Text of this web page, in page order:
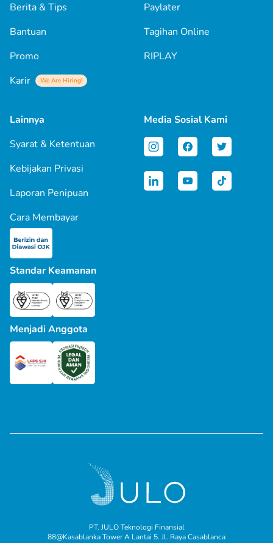
Berita & Tips
Bantuan
Promo
Karir
We Are Hiring!
Paylater
Tagihan Online
RIPLAY
Lainnya
Syarat & Ketentuan
Kebijakan Privasi
Laporan Penipuan
Cara Membayar
Media Sosial Kami
Standar Keamanan
Menjadi Anggota
PT. JULO Teknologi Finansial
88@Kasablanka Tower A Lantai 5. Jl. Raya Casablanca